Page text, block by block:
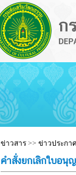
ข่าวสาร >> ข่าวประกา
คำสั่งยกเลิกใบอนุ